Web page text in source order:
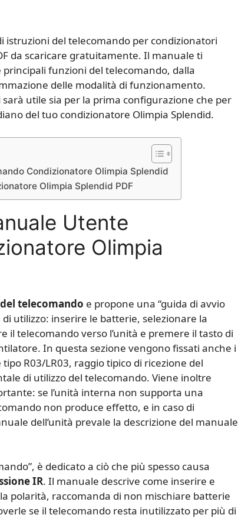
del telecomando per condizionatori
da scaricare gratuitamente. Il manuale ti
principali funzioni del telecomando, dalla
delle modalità di funzionamento.
utile sia per la prima configurazione che per
del tuo condizionatore Olimpia Splendid.
Condizionatore Olimpia Splendid
Olimpia Splendid PDF
Utente
Olimpia
telecomando e propone una “guida di avvio
utilizzo: inserire le batterie, selezionare la
telecomando verso l’unità e premere il tasto di
In questa sezione vengono fissati anche i
R03/LR03, raggio tipico di ricezione del
di utilizzo del telecomando. Viene inoltre
se l’unità interna non supporta una
non produce effetto, e in caso di
dell’unità prevale la descrizione del manuale
è dedicato a ciò che più spesso causa
IR. Il manuale descrive come inserire e
polarità, raccomanda di non mischiare batterie
se il telecomando resta inutilizzato per più di